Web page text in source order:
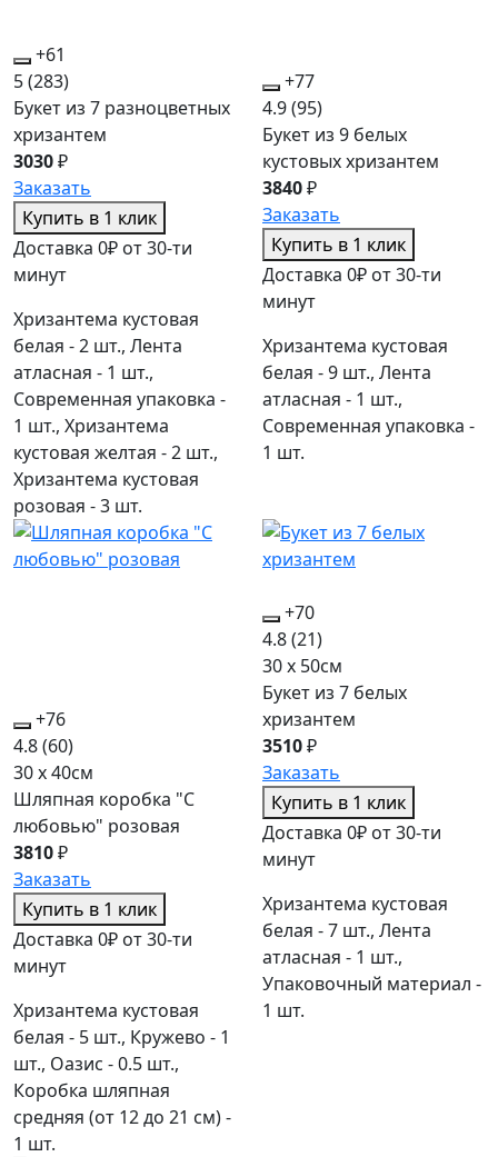
+61
5(283)
Букет из 7 разноцветных
хризантем
3030₽
Заказать
Купить в 1 клик
Доставка 0₽ от 30-ти
минут
Хризантема кустовая
белая - 2 шт., Лента
атласная - 1 шт.,
Современная упаковка -
1 шт., Хризантема
кустовая желтая - 2 шт.,
Хризантема кустовая
розовая - 3 шт.
+77
4.9(95)
Букет из 9 белых
кустовых хризантем
3840₽
Заказать
Купить в 1 клик
Доставка 0₽ от 30-ти
минут
Хризантема кустовая
белая - 9 шт., Лента
атласная - 1 шт.,
Современная упаковка -
1 шт.
+76
4.8(60)
30 x 40см
Шляпная коробка "С
любовью" розовая
3810₽
Заказать
Купить в 1 клик
Доставка 0₽ от 30-ти
минут
Хризантема кустовая
белая - 5 шт., Кружево - 1
шт., Оазис - 0.5 шт.,
Коробка шляпная
средняя (от 12 до 21 см) -
1 шт.
+70
4.8(21)
30 x 50см
Букет из 7 белых
хризантем
3510₽
Заказать
Купить в 1 клик
Доставка 0₽ от 30-ти
минут
Хризантема кустовая
белая - 7 шт., Лента
атласная - 1 шт.,
Упаковочный материал -
1 шт.